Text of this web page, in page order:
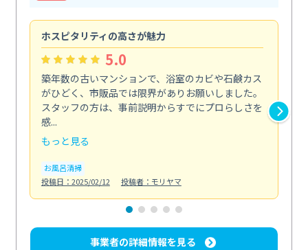
ホスピタリティの高さが魅力
5.0
築年数の古いマンションで、浴室のカビや石鹸カス
がひどく、市販品では限界がありお願いしました。
スタッフの方は、事前説明からすでにプロらしさを
感...
もっと見る
お風呂清掃
投稿日：2025/02/12
投稿者：モリヤマ
事業者の詳細情報を見る